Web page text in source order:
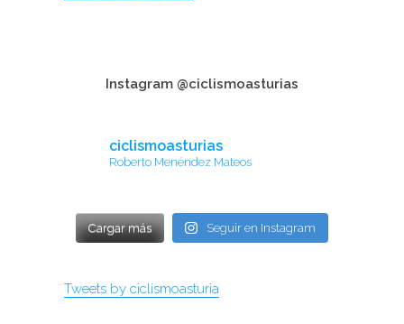
Instagram @ciclismoasturias
ciclismoasturias
Roberto Menéndez Mateos
Cargar más Seguir en Instagram
Tweets by ciclismoasturia